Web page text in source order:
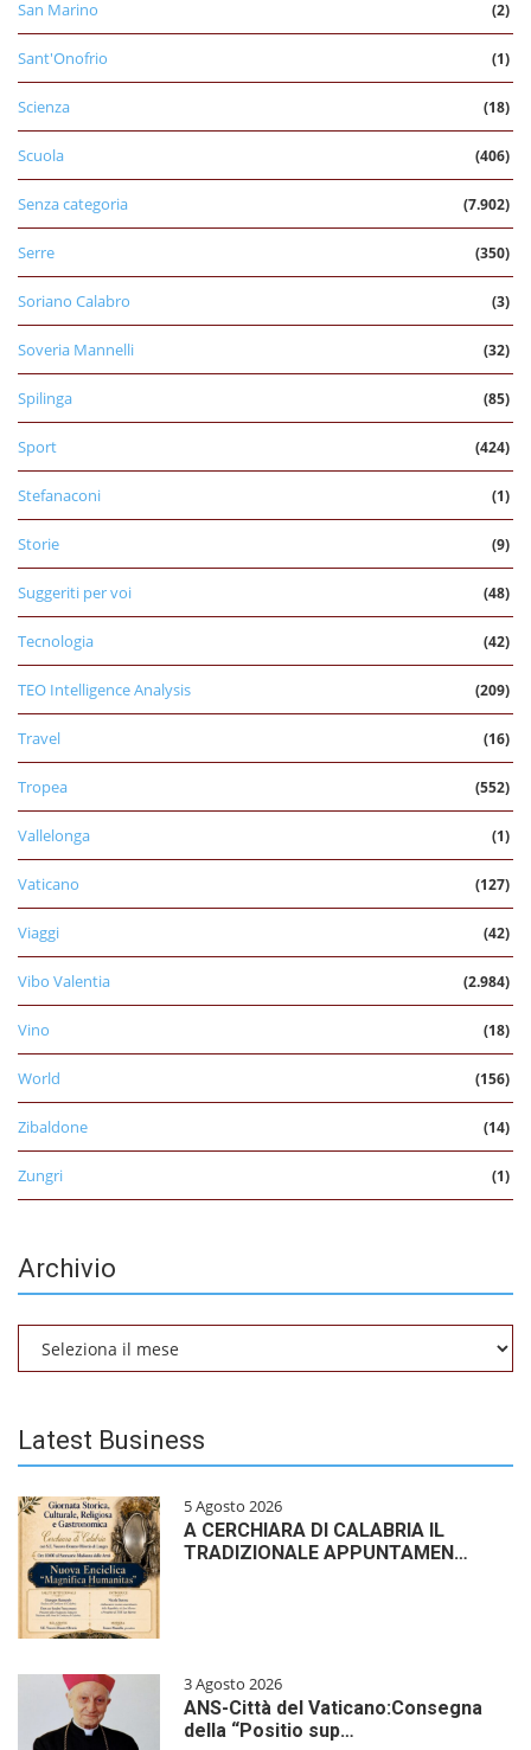
San Marino (2)
Sant'Onofrio (1)
Scienza (18)
Scuola (406)
Senza categoria (7.902)
Serre (350)
Soriano Calabro (3)
Soveria Mannelli (32)
Spilinga (85)
Sport (424)
Stefanaconi (1)
Storie (9)
Suggeriti per voi (48)
Tecnologia (42)
TEO Intelligence Analysis (209)
Travel (16)
Tropea (552)
Vallelonga (1)
Vaticano (127)
Viaggi (42)
Vibo Valentia (2.984)
Vino (18)
World (156)
Zibaldone (14)
Zungri (1)
Archivio
Latest Business
5 Agosto 2026
A CERCHIARA DI CALABRIA IL
TRADIZIONALE APPUNTAMEN…
3 Agosto 2026
ANS-Città del Vaticano:Consegna
della “Positio sup…